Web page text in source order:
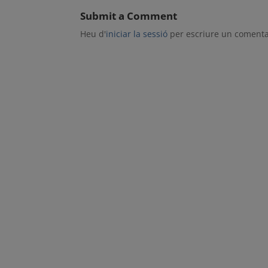
Submit a Comment
Heu d'iniciar la sessió per escriure un